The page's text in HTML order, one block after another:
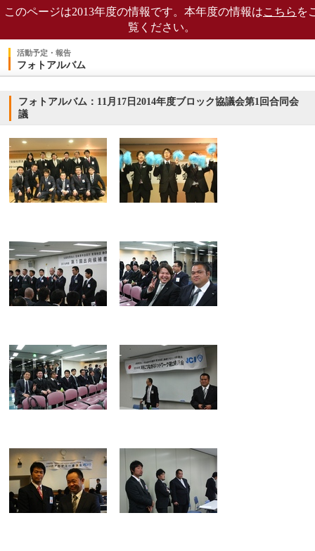
活動予定・報告
フォトアルバム
フォトアルバム：11月17日2014年度ブロック協議会第1回合同会
議
このページは2013年度の情報です。本年度の情報はこちら を
覧ください。